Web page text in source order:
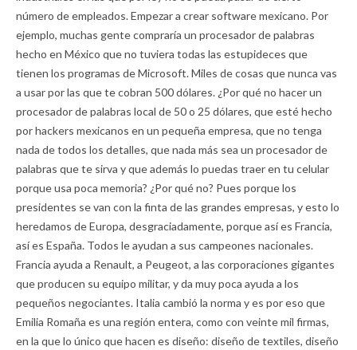
número de empleados. Empezar a crear software mexicano. Por
ejemplo, muchas gente compraría un procesador de palabras
hecho en México que no tuviera todas las estupideces que
tienen los programas de Microsoft. Miles de cosas que nunca vas
a usar por las que te cobran 500 dólares. ¿Por qué no hacer un
procesador de palabras local de 50 o 25 dólares, que esté hecho
por hackers mexicanos en un pequeña empresa, que no tenga
nada de todos los detalles, que nada más sea un procesador de
palabras que te sirva y que además lo puedas traer en tu celular
porque usa poca memoria? ¿Por qué no? Pues porque los
presidentes se van con la finta de las grandes empresas, y esto lo
heredamos de Europa, desgraciadamente, porque así es Francia,
así es España. Todos le ayudan a sus campeones nacionales.
Francia ayuda a Renault, a Peugeot, a las corporaciones gigantes
que producen su equipo militar, y da muy poca ayuda a los
pequeños negociantes. Italia cambió la norma y es por eso que
Emilia Romaña es una región entera, como con veinte mil firmas,
en la que lo único que hacen es diseño: diseño de textiles, diseño